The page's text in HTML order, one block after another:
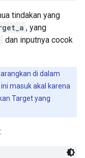
tindakan yang
, yang
dan inputnya cocok
di dalam
masuk akal karena
Target yang